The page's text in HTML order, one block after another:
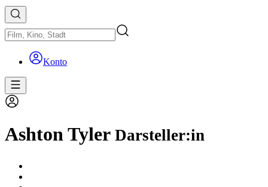
Konto
Ashton Tyler Darsteller:in